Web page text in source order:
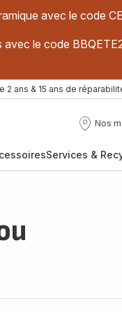
avec le code
avec le code
2 ans & 15 ans de
Nos
Nos
Services &